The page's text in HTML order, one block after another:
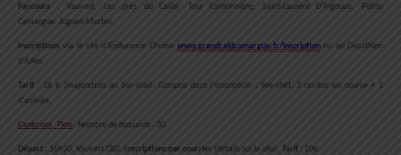
Parcours : Vauvert, Les près du Cailar, Tour Carbonnière, Saint-Laurent D’Aigouze, Petite
Camargue, Aigues-Mortes.
Inscriptionsvia le site d’Endurance Chronowww.grandraidcamargue.fr/inscription ou au Décathlon
d’Arles.
Tarif : 16 € (majoration au 1er mai). Compris dans l’inscription : tee-shirt, 3 ravitos en course + 1
d’arrivée.
Canicross, 7km. Nombre de dossards : 30.
Départ : 16h30, Vauvert (30). Inscriptions par courrier (détails sur le site). Tarif : 10€.